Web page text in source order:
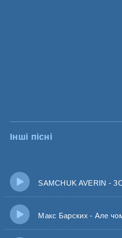
Інші пісні
SAMCHUK AVERIN - ЗОРІ (BID0NCI0N
Макс Барских - Але чомусь я знову